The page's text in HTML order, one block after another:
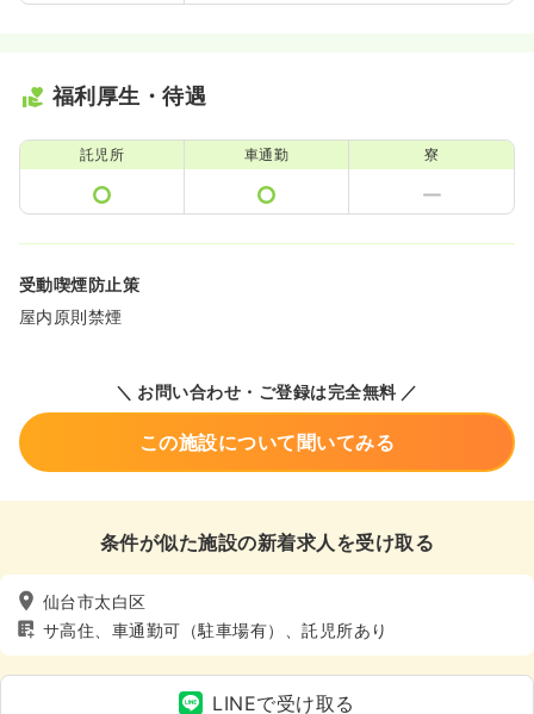
福利厚生・待遇
託児所 車通勤 寮
受動喫煙防止策
屋内原則禁煙
＼ お問い合わせ・ご登録は完全無料 ／
この施設について聞いてみる
条件が似た施設の新着求人を受け取る
仙台市太白区
サ高住、車通勤可（駐車場有）、託児所あり
LINEで受け取る